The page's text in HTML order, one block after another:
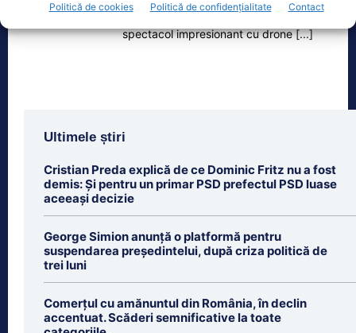
Politică de cookies Politică de confidențialitate Contact
orașului trei seri de concert, un
spectacol impresionant cu drone[...]
Ultimele știri
Cristian Preda explică de ce Dominic Fritz nu a fost
demis: Și pentru un primar PSD prefectul PSD luase
aceeași decizie
George Simion anunță o platformă pentru
suspendarea președintelui, după criza politică de
trei luni
Comerțul cu amănuntul din România, în declin
accentuat. Scăderi semnificative la toate